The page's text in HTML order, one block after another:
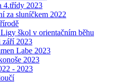
4.třídy 2023
za sluníčkem 2022
škol v orientačním běhu
září 2023
Labe 2023
2023
- 2023